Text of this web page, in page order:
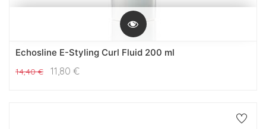
Echosline E-Styling Curl Fluid 200 ml
14,40€ 11,80 €